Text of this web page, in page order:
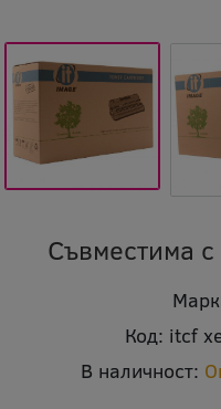
Съвместима
Код: itcf
В наличност: